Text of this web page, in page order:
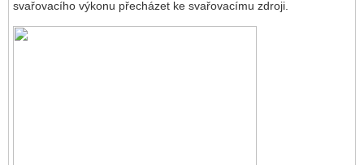
svařovacího výkonu přecházet ke svařovacímu zdroji.